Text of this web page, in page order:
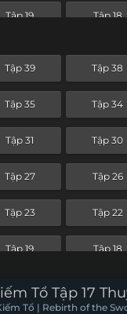
Tập 19 Tập 18
Tập 39 Tập 38
Tập 35 Tập 34
Tập 31 Tập 30
Tập 27 Tập 26
Tập 23 Tập 22
Tập 19 Tập 18
Tập 15 Tập 14
Tổ Tập 17
Tổ | Rebirth of the